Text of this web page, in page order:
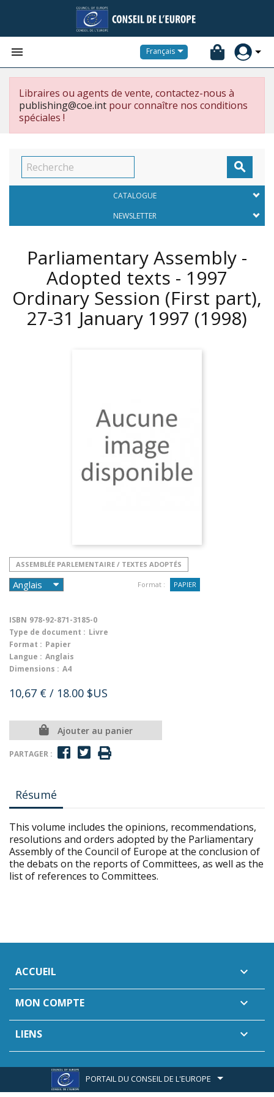
 Français
Libraires ou agents de vente, contactez-nous à
publishing@coe.int pour connaître nos conditions
spéciales !

CATALOGUE
NEWSLETTER
Parliamentary Assembly -
Adopted texts - 1997
Ordinary Session (First part),
27-31 January 1997 (1998)
ASSEMBLÉE PARLEMENTAIRE / TEXTES ADOPTÉS
Format : PAPIER
ISBN 978-92-871-3185-0
Type de document : Livre
Format : Papier
Langue : Anglais
Dimensions : A4
10,67 € / 18.00 $US
Ajouter au panier
PARTAGER :
Résumé
This volume includes the opinions, recommendations,
resolutions and orders adopted by the Parliamentary
Assembly of the Council of Europe at the conclusion of
the debats on the reports of Committees, as well as the
list of references to Committees.
ACCUEIL 
MON COMPTE 
LIENS 
PORTAIL DU CONSEIL DE L'EUROPE